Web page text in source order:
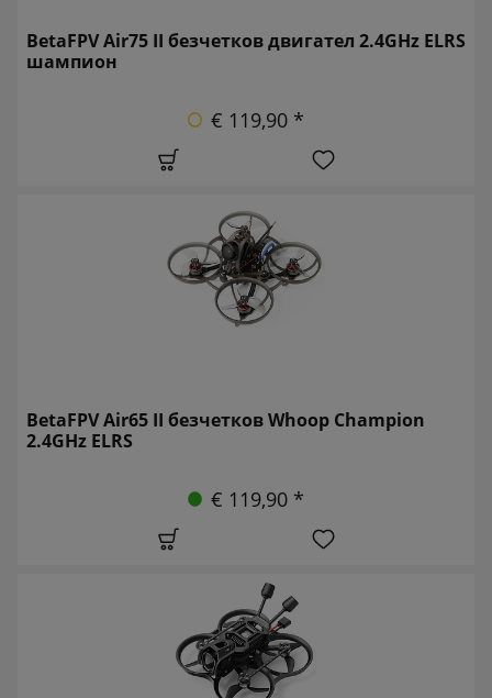
BetaFPV Air75 II безчетков двигател 2.4GHz ELRS
шампион
€ 119,90 *
BetaFPV Air65 II безчетков Whoop Champion
2.4GHz ELRS
€ 119,90 *